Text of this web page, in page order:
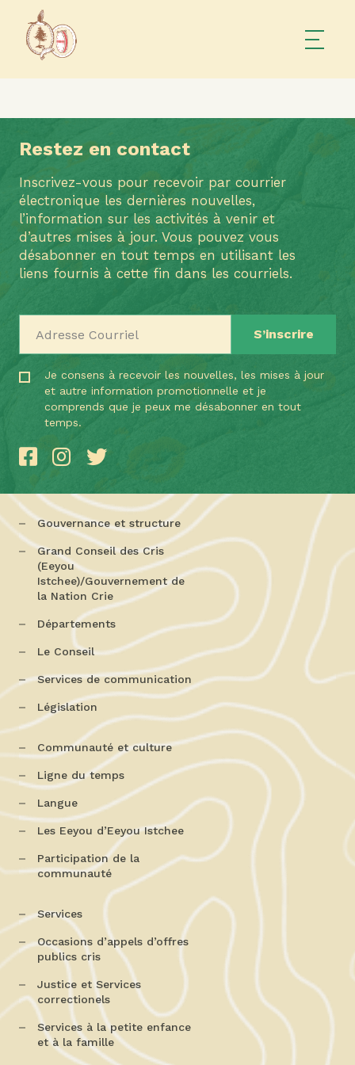
Restez en contact
Inscrivez-vous pour recevoir par courrier
électronique les dernières nouvelles,
l’information sur les activités à venir et
d’autres mises à jour. Vous pouvez vous
désabonner en tout temps en utilisant les
liens fournis à cette fin dans les courriels.
Je consens à recevoir les nouvelles, les mises à jour
et autre information promotionnelle et je
comprends que je peux me désabonner en tout
temps.
Gouvernance et structure
Grand Conseil des Cris
(Eeyou
Istchee)/Gouvernement de
la Nation Crie
Départements
Le Conseil
Services de communication
Législation
Communauté et culture
Ligne du temps
Langue
Les Eeyou d’Eeyou Istchee
Participation de la
communauté
Services
Occasions d’appels d’offres
publics cris
Justice et Services
correctionels
Services à la petite enfance
et à la famille